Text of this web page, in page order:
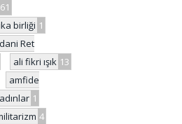
61
birliği 1
Ret
ali fikri ışık 13
amfide
1
4